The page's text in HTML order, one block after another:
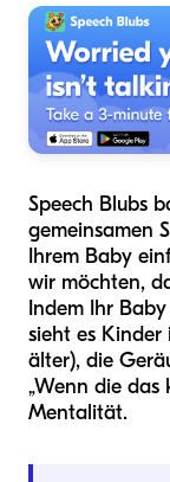
Speech Blubs
gemeinsamen
Ihrem Baby
wir möchten,
Indem Ihr
sieht es Kinder
älter), die
„Wenn die das
Mentalität.